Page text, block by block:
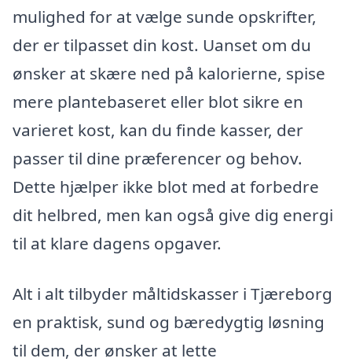
mulighed for at vælge sunde opskrifter,
der er tilpasset din kost. Uanset om du
ønsker at skære ned på kalorierne, spise
mere plantebaseret eller blot sikre en
varieret kost, kan du finde kasser, der
passer til dine præferencer og behov.
Dette hjælper ikke blot med at forbedre
dit helbred, men kan også give dig energi
til at klare dagens opgaver.
Alt i alt tilbyder måltidskasser i Tjæreborg
en praktisk, sund og bæredygtig løsning
til dem, der ønsker at lette